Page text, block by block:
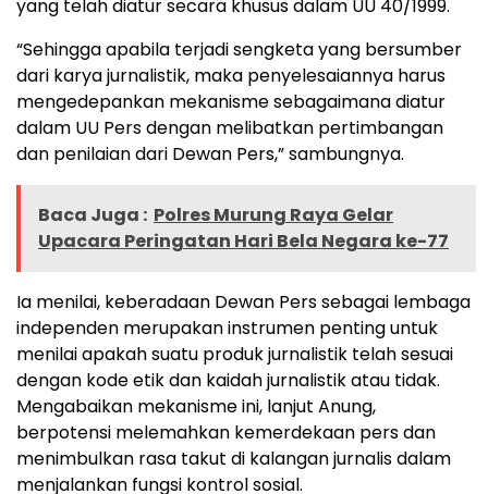
yang telah diatur secara khusus dalam UU 40/1999.
“Sehingga apabila terjadi sengketa yang bersumber
dari karya jurnalistik, maka penyelesaiannya harus
mengedepankan mekanisme sebagaimana diatur
dalam UU Pers dengan melibatkan pertimbangan
dan penilaian dari Dewan Pers,” sambungnya.
Baca Juga : Polres Murung Raya Gelar
Upacara Peringatan Hari Bela Negara ke-77
Ia menilai, keberadaan Dewan Pers sebagai lembaga
independen merupakan instrumen penting untuk
menilai apakah suatu produk jurnalistik telah sesuai
dengan kode etik dan kaidah jurnalistik atau tidak.
Mengabaikan mekanisme ini, lanjut Anung,
berpotensi melemahkan kemerdekaan pers dan
menimbulkan rasa takut di kalangan jurnalis dalam
menjalankan fungsi kontrol sosial.